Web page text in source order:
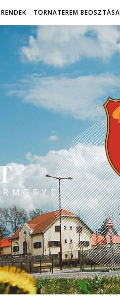
TORNATEREM BEOSZTÁSA